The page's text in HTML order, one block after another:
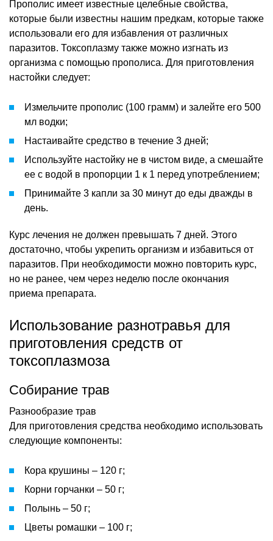
Прополис имеет известные целебные свойства,
которые были известны нашим предкам, которые также
использовали его для избавления от различных
паразитов. Токсоплазму также можно изгнать из
организма с помощью прополиса. Для приготовления
настойки следует:
Измельчите прополис (100 грамм) и залейте его 500
мл водки;
Настаивайте средство в течение 3 дней;
Используйте настойку не в чистом виде, а смешайте
ее с водой в пропорции 1 к 1 перед употреблением;
Принимайте 3 капли за 30 минут до еды дважды в
день.
Курс лечения не должен превышать 7 дней. Этого
достаточно, чтобы укрепить организм и избавиться от
паразитов. При необходимости можно повторить курс,
но не ранее, чем через неделю после окончания
приема препарата.
Использование разнотравья для
приготовления средств от
токсоплазмоза
Собирание трав
Разнообразие трав
Для приготовления средства необходимо использовать
следующие компоненты:
Кора крушины – 120 г;
Корни горчанки – 50 г;
Полынь – 50 г;
Цветы ромашки – 100 г;